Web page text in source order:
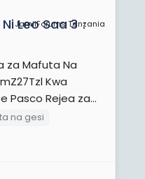
JamiiForums Tanzania
Leo Saa 3：
za Mafuta Na
Kwa
Rejea za...
na gesi